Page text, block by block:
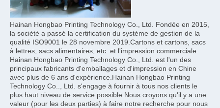
Hainan Hongbao Printing Technology Co., Ltd. Fondée en 2015,
la société a passé la certification du système de gestion de la
qualité ISO9001 le 28 novembre 2019.Cartons et cartons, sacs
à lettres, sacs alimentaires, etc. et l'impression commerciale.
Hainan Hongbao Printing Technology Co., Ltd. est l'un des
principaux fabricants d'emballages et d'impression en Chine
avec plus de 6 ans d'expérience.Hainan Hongbao Printing
Technology Co.., Ltd. s'engage à fournir à tous nos clients le
plus haut niveau de service possible.Nous croyons qu'il y a une
valeur (pour les deux parties) à faire notre recherche pour nous